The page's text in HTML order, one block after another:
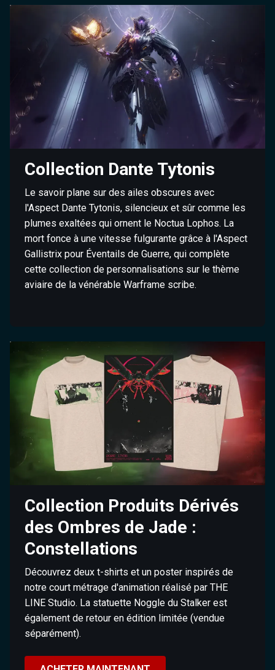
Collection Dante Tytonis
Le savoir plane sur des ailes obscures avec
l'Aspect Dante Tytonis, silencieux et sûr comme les
plumes exaltées qui ornent le Noctua Lophos. La
mort fonce à une vitesse fulgurante grâce à l'Aspect
Gallistrix pour Éventails de Guerre, qui complète
cette collection de personnalisations sur le thème
aviaire de la vénérable Warframe scribe.
Collection Produits Dérivés
des Ombres de Jade :
Constellations
Découvrez deux t-shirts et un poster inspirés de
notre court métrage d'animation réalisé par THE
LINE Studio. La statuette Noggle du Stalker est
également de retour en édition limitée (vendue
séparément).